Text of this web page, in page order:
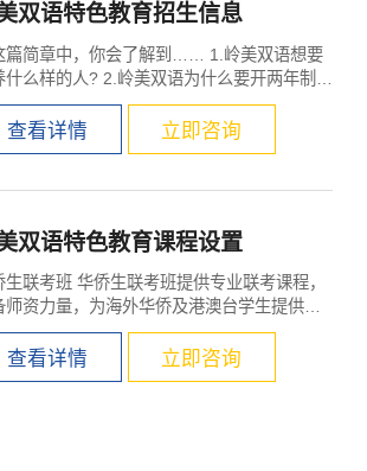
双语特色教育招生信息
篇简章中，你会了解到…… 1.岭美双语想要
什么样的人? 2.岭美双语为什么要开两年制
查看详情 立即咨询
双语特色教育课程设置
生联考班 华侨生联考班提供专业联考课程，
师资力量，为海外华侨及港澳台学生提供入
地大学的机...
查看详情 立即咨询